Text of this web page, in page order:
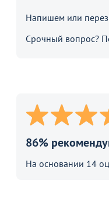
Напишем или
Срочный вопрос?
86%
На основании 14